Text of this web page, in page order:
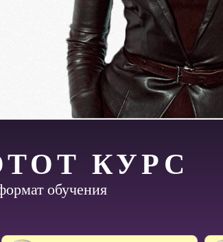
КУРС
обучения